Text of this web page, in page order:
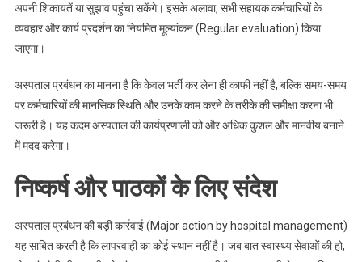
अपनी शिकायतें या सुझाव पहुंचा सकेंगे। इसके अलावा, सभी सहायक कर्मचारियों के
व्यवहार और कार्य प्रदर्शन का नियमित मूल्यांकन (Regular evaluation) किया
जाएगा।
अस्पताल प्रबंधन का मानना है कि केवल भर्ती कर लेना ही काफी नहीं है, बल्कि समय-समय
पर कर्मचारियों की मानसिक स्थिति और उनके काम करने के तरीके की समीक्षा करना भी
जरूरी है। यह कदम अस्पताल की कार्यप्रणाली को और अधिक कुशल और मानवीय बनाने
में मदद करेगा।
निष्कर्ष और पाठकों के लिए संदेश
अस्पताल प्रबंधन की बड़ी कार्रवाई (Major action by hospital management)
यह साबित करती है कि लापरवाही का कोई स्थान नहीं है। जब बात स्वास्थ्य सेवाओं की हो,